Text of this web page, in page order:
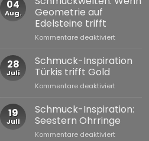
mit
04
Aug.
Geometrie auf
Edelsteine trifft
Kommentare deaktiviertfür
Wenn
Geometrie
Edelsteine
28
Juli
Schmuck-Inspiration
Türkis trifft Gold
Kommentare deaktiviertfür
Inspiration
Türkis
trifft
Gold
19
Juli
Schmuck-Inspiration:
Seestern Ohrringe
Kommentare deaktiviertfür